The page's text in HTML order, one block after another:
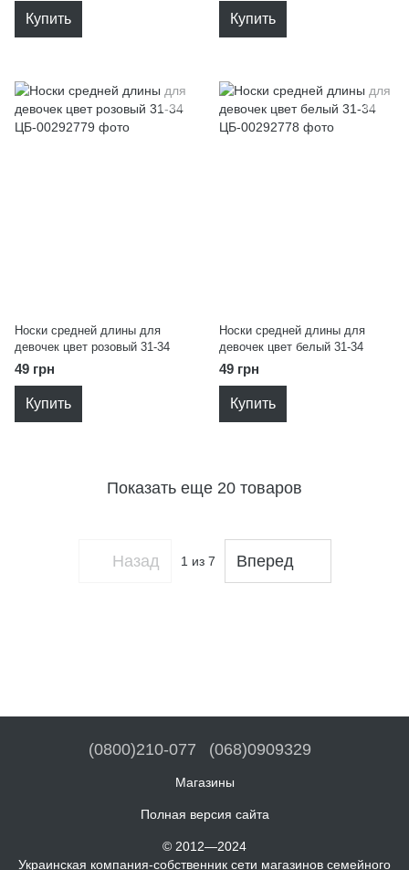
Купить Купить
Носки средней длины для
девочек цвет розовый 31-34
49 грн
Купить
Носки средней длины для
девочек цвет белый 31-34
49 грн
Купить
Показать еще 20 товаров
Назад 1 из 7 Вперед
(0800)210-077 (068)0909329
Магазины
Полная версия сайта
© 2012—2024
Украинская компания-собственник сети магазинов семейного